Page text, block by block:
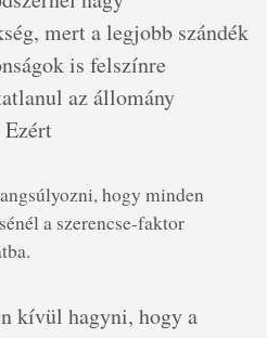
mert a legjobb szándék
is felszínre
az állomány
Ezért
hogy minden
a szerencse-faktor
kívül hagyni, hogy a